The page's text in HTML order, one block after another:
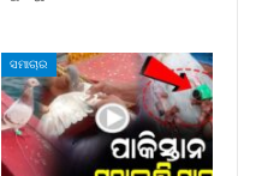
ସମାଚାର